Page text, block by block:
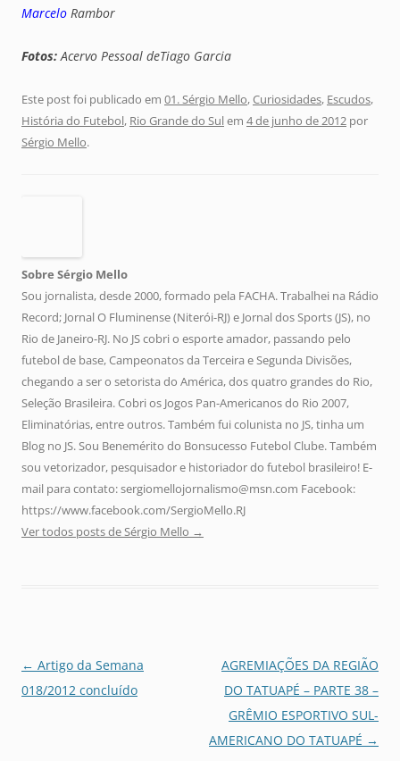
Marcelo Rambor
Fotos:Acervo Pessoal deTiago Garcia
Este post foi publicado em 01. Sérgio Mello,Curiosidades, Escudos,
História do Futebol, Rio Grande do Sulem 4 de junho de 2012 por
Sérgio Mello.
Sobre Sérgio Mello
Sou jornalista, desde 2000, formado pela FACHA. Trabalhei na Rádio
Record; Jornal O Fluminense (Niterói-RJ) e Jornal dos Sports (JS), no
Rio de Janeiro-RJ. No JS cobri o esporte amador, passando pelo
futebol de base, Campeonatos da Terceira e Segunda Divisões,
chegando a ser o setorista do América, dos quatro grandes do Rio,
Seleção Brasileira. Cobri os Jogos Pan-Americanos do Rio 2007,
Eliminatórias, entre outros. Também fui colunista no JS, tinha um
Blog no JS. Sou Benemérito do Bonsucesso Futebol Clube. Também
sou vetorizador, pesquisador e historiador do futebol brasileiro! E-
mail para contato: sergiomellojornalismo@msn.com Facebook:
https://www.facebook.com/SergioMello.RJ
Ver todos posts de Sérgio Mello →
Navegação
de
← Artigo da Semana
018/2012 concluído
AGREMIAÇÕES DA REGIÃO
DO TATUAPÉ – PARTE 38 –
GRÊMIO ESPORTIVO SUL-
AMERICANO DO TATUAPÉ →